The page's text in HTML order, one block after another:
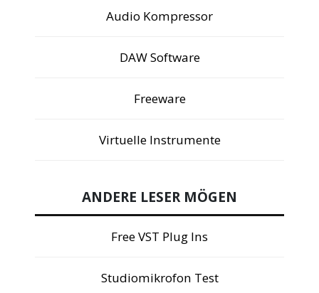
Audio Kompressor
DAW Software
Freeware
Virtuelle Instrumente
ANDERE LESER MÖGEN
Free VST Plug Ins
Studiomikrofon Test